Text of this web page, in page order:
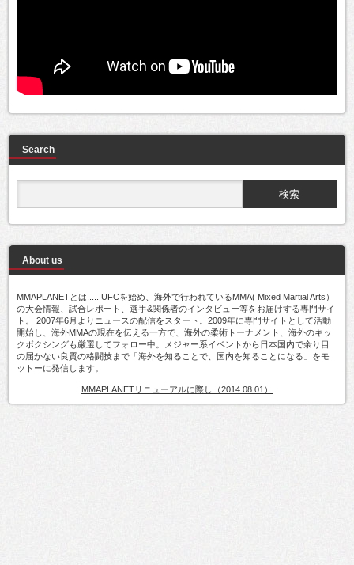
Search
About us
MMAPLANETとは..... UFCを始め、海外で行われているMMA( Mixed Martial Arts）
の大会情報、試合レポート、選手&関係者のインタビュー等をお届けする専門サイ
ト。 2007年6月よりニュースの配信をスタート。2009年に専門サイトとして活動
開始し、海外MMAの現在を伝える一方で、海外の柔術トーナメント、海外のキッ
クボクシングも厳選してフォロー中。メジャー系イベントから日本国内で余り目
の届かない良質の格闘技まで「海外を知ることで、国内を知ることになる」をモ
ットーに発信します。
MMAPLANETリニューアルに際し（2014.08.01）